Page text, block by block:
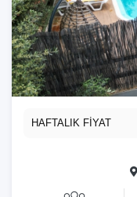
HAFTALIK FİYAT